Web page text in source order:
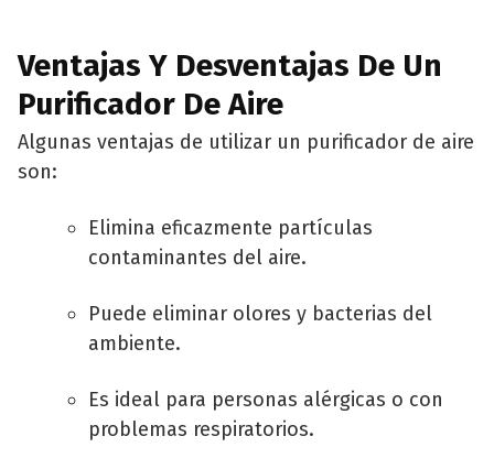
Ventajas Y Desventajas De Un
Purificador De Aire
Algunas ventajas de utilizar un purificador de aire
son:
Elimina eficazmente partículas
contaminantes del aire.
Puede eliminar olores y bacterias del
ambiente.
Es ideal para personas alérgicas o con
problemas respiratorios.